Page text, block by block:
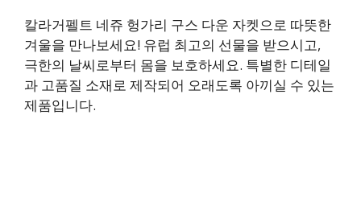
칼라거펠트 네쥬 헝가리 구스 다운 자켓으로 따뜻한
겨울을 만나보세요! 유럽 최고의 선물을 받으시고,
극한의 날씨로부터 몸을 보호하세요. 특별한 디테일
과 고품질 소재로 제작되어 오래도록 아끼실 수 있는
제품입니다.